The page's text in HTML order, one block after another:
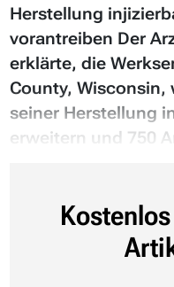
Herstellung
vorantreiben Der
erklärte, die
County, Wisconsin,
seiner Herstellung
erweitern und 750